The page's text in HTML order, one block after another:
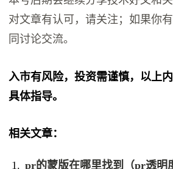
对文章有认可，请关注；如果你
同讨论交流。
入市有风险，投资需谨慎，以上
具体指导。
相关文章：
pr的蒙版在哪里找到（pr透明